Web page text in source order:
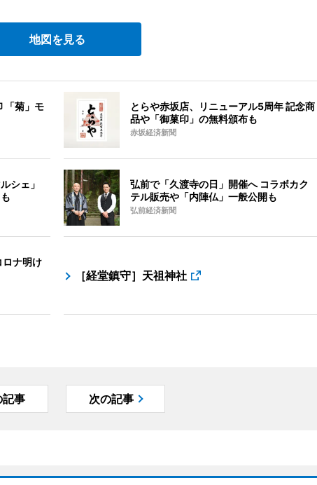
地図を見る
「菊」モ
とらや赤坂店、リニューアル5周年 記念商
品や「御菓印」の無料頒布も
赤坂経済新聞
シェ」
弘前で「久渡寺の日」開催へ コラボカク
テル販売や「内陣仏」一般公開も
弘前経済新聞
ロナ明け
［経堂鎮守］天祖神社
記事 次の記事